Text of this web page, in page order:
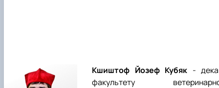
Кшиштоф Йозеф Кубяк -
факультету